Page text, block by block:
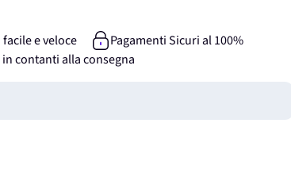
facile e veloce
Pagamenti Sicuri al 100%
in contanti alla consegna